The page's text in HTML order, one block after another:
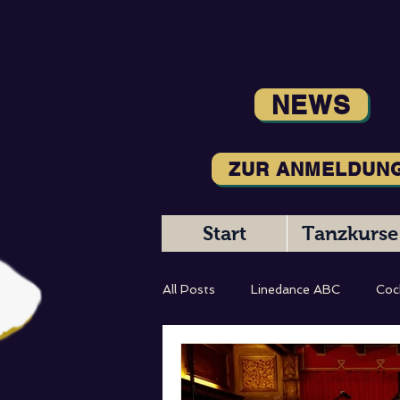
NEWS
ZUR
All Posts Linedance ABC
Magic Moments
Start Tanzkurse